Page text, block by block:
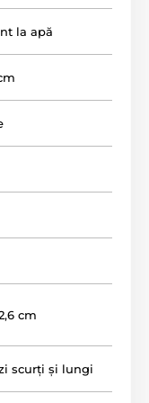
la apă
cm
scurți și lungi